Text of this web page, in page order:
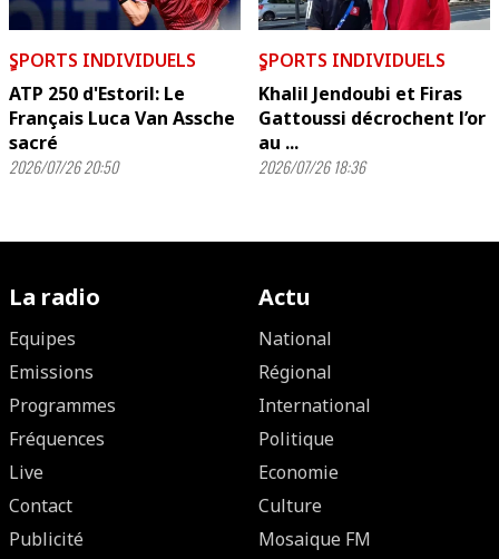
ٍSPORTS INDIVIDUELS
ATP 250 d'Estoril: Le
Français Luca Van Assche
sacré
2026/07/26 20:50
ٍSPORTS INDIVIDUELS
Khalil Jendoubi et Firas
Gattoussi décrochent l’or
au ...
2026/07/26 18:36
La radio
Equipes
Emissions
Programmes
Fréquences
Live
Contact
Publicité
Actu
National
Régional
International
Politique
Economie
Culture
Mosaique FM